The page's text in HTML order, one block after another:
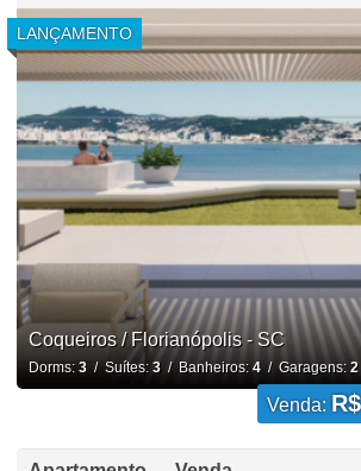
LANÇAMENTO
Coqueiros / Florianópolis - SC
Dorms: 3/ Suítes: 3/ Banheiros: 4/ Garagens: 2
Venda: